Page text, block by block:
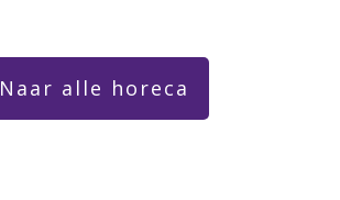
Naar alle horeca